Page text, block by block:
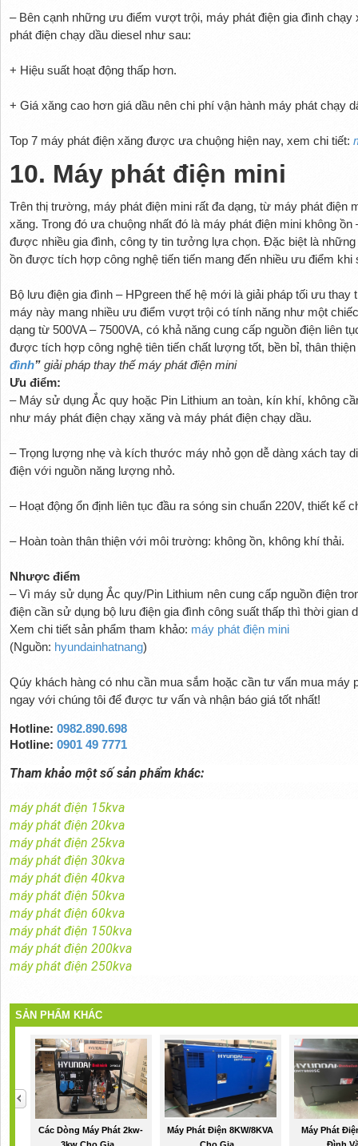
– Bên cạnh những ưu điểm vượt trội, máy phát điện gia đình
phát điện chạy dầu diesel như sau:
+ Hiệu suất hoạt động thấp hơn.
+ Giá xăng cao hơn giá dầu nên chi phí vận hành máy phát chạy
Top 7 máy phát điện xăng được ưa chuộng hiện nay, xem chi tiết:
10. Máy phát điện mini
Trên thị trường, máy phát điện mini rất đa dạng, từ máy phát điện
xăng. Trong đó ưa chuộng nhất đó là máy phát điện mini không
được nhiều gia đình, công ty tin tưởng lựa chọn. Đặc biệt là
ồn được tích hợp công nghệ tiến tiến mang đến nhiều ưu điểm khi
Bộ lưu điện gia đình – HPgreen thế hệ mới là giải pháp tối ưu thay
máy này mang nhiều ưu điểm vượt trội có tính năng như một
dạng từ 500VA – 7500VA, có khả năng cung cấp nguồn điện liên
được tích hợp công nghệ tiên tiến chất lượng tốt, bền bỉ, thân
đình” giải pháp thay thế máy phát điện mini
Ưu điểm:
– Máy sử dụng Ắc quy hoặc Pin Lithium an toàn, kín khí, không
như máy phát điện chạy xăng và máy phát điện chạy dầu.
– Trọng lượng nhẹ và kích thước máy nhỏ gọn dễ dàng xách tay
điện với nguồn năng lượng nhỏ.
– Hoạt động ổn định liên tục đầu ra sóng sin chuẩn 220V, thiết kế
– Hoàn toàn thân thiện với môi trường: không ồn, không khí thải.
Nhược điểm
– Vì máy sử dụng Ắc quy/Pin Lithium nên cung cấp nguồn điện
điện cần sử dụng bộ lưu điện gia đình công suất thấp thì thời gian
Xem chi tiết sản phẩm tham khảo: máy phát điện mini
(Nguồn: hyundainhatnang)
Qúy khách hàng có nhu cần mua sắm hoặc cần tư vấn mua máy
ngay với chúng tôi để được tư vấn và nhận báo giá tốt nhất!
Hotline: 0982.890.698
Hotline: 0901 49 7771
Tham khảo một số sản phẩm khác:
máy phát điện 15kva
máy phát điện 20kva
máy phát điện 25kva
máy phát điện 30kva
máy phát điện 40kva
máy phát điện 50kva
máy phát điện 60kva
máy phát điện 150kva
máy phát điện 200kva
máy phát điện 250kva
SẢN PHẨM KHÁC
Các Dòng Máy Phát 2kw-
Máy Phát Điện 8KW/8KVA
Máy Phát